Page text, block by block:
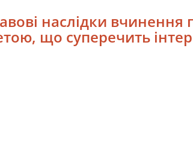
наслідки
що суперечить